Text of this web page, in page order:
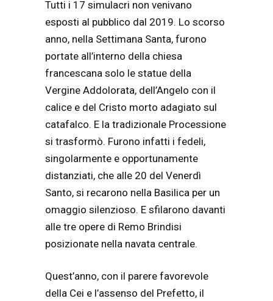
Tutti i 17 simulacri non venivano
esposti al pubblico dal 2019. Lo scorso
anno, nella Settimana Santa, furono
portate all’interno della chiesa
francescana solo le statue della
Vergine Addolorata, dell’Angelo con il
calice e del Cristo morto adagiato sul
catafalco. E la tradizionale Processione
si trasformò. Furono infatti i fedeli,
singolarmente e opportunamente
distanziati, che alle 20 del Venerdì
Santo, si recarono nella Basilica per un
omaggio silenzioso. E sfilarono davanti
alle tre opere di Remo Brindisi
posizionate nella navata centrale.
Quest’anno, con il parere favorevole
della Cei e l’assenso del Prefetto, il